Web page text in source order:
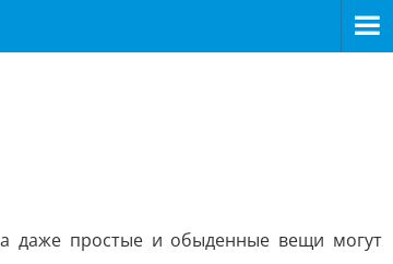
даже простые и обыденные вещи могут